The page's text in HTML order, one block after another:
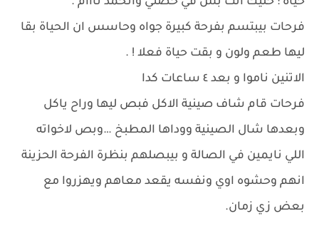
فرحات بيبتسم بفرحة كبيرة جواه وحاسس ان الحياة بقا
ليها طعم ولون و بقت حياة فعلا ! .
الاتنين ناموا و بعد ٤ ساعات كدا
فرحات قام شاف صينية الاكل فبص ليها وراح ياكل
وبعدها شال الصينية ووداها المطبخ …وبص لاخواته
اللي نايمين في الصالة و بيبصلهم بنظرة الفرحة الحزينة
انهم وحشوه اوي ونفسه يقعد معاهم ويهزروا مع
بعض زي زمان.